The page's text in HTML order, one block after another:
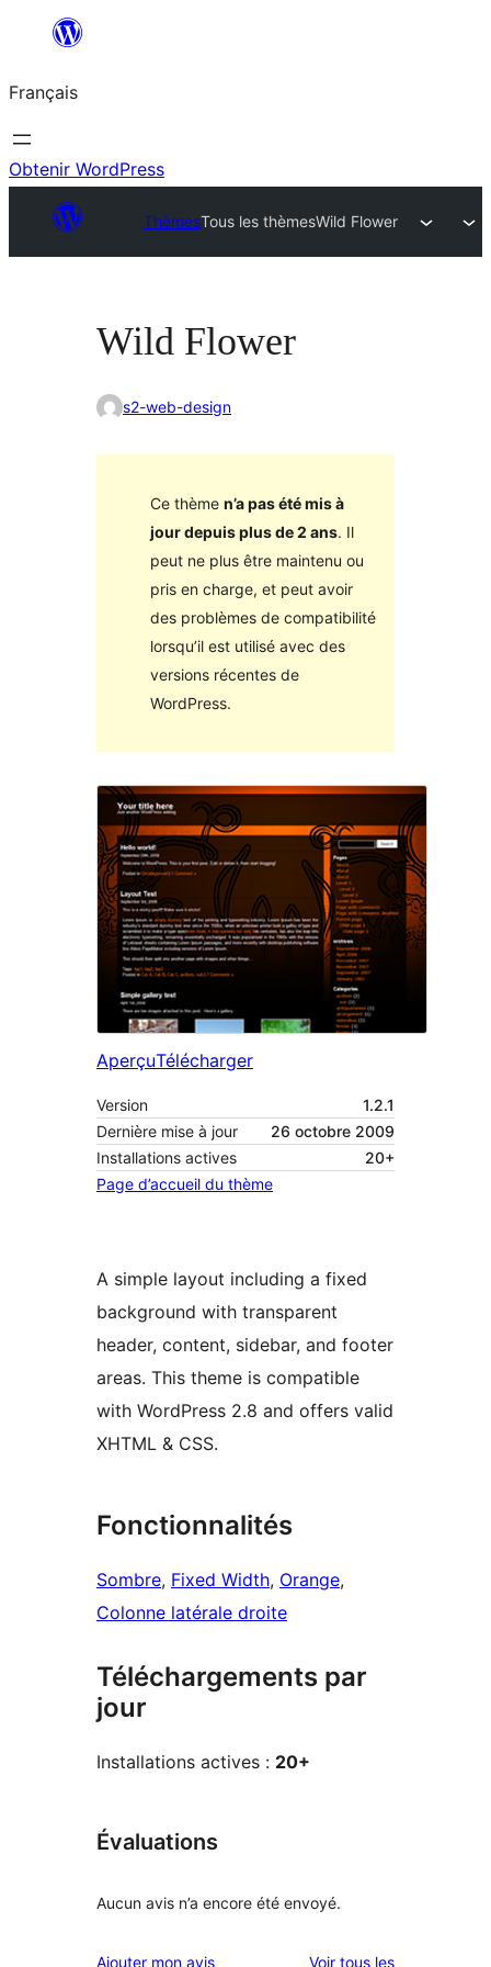
contenu
Français
Obtenir WordPress
ThèmesTous les thèmesWild Flower
Wild Flower
s2-web-design
Ce thème n’a pas été mis à
jour depuis plus de 2 ans. Il
peut ne plus être maintenu ou
pris en charge, et peut avoir
des problèmes de compatibilité
lorsqu’il est utilisé avec des
versions récentes de
WordPress.
AperçuTélécharger
Version
1.2.1
Dernière mise à jour
26 octobre 2009
Installations actives
20+
Page d’accueil du thème
A simple layout including a fixed
background with transparent
header, content, sidebar, and footer
areas. This theme is compatible
with WordPress 2.8 and offers valid
XHTML & CSS.
Fonctionnalités
Sombre, Fixed Width, Orange
Colonne latérale droite
Téléchargements par
jour
Installations actives : 20+
Évaluations
Aucun avis n’a encore été envoyé.
Ajouter mon avis Voir tous lesavis